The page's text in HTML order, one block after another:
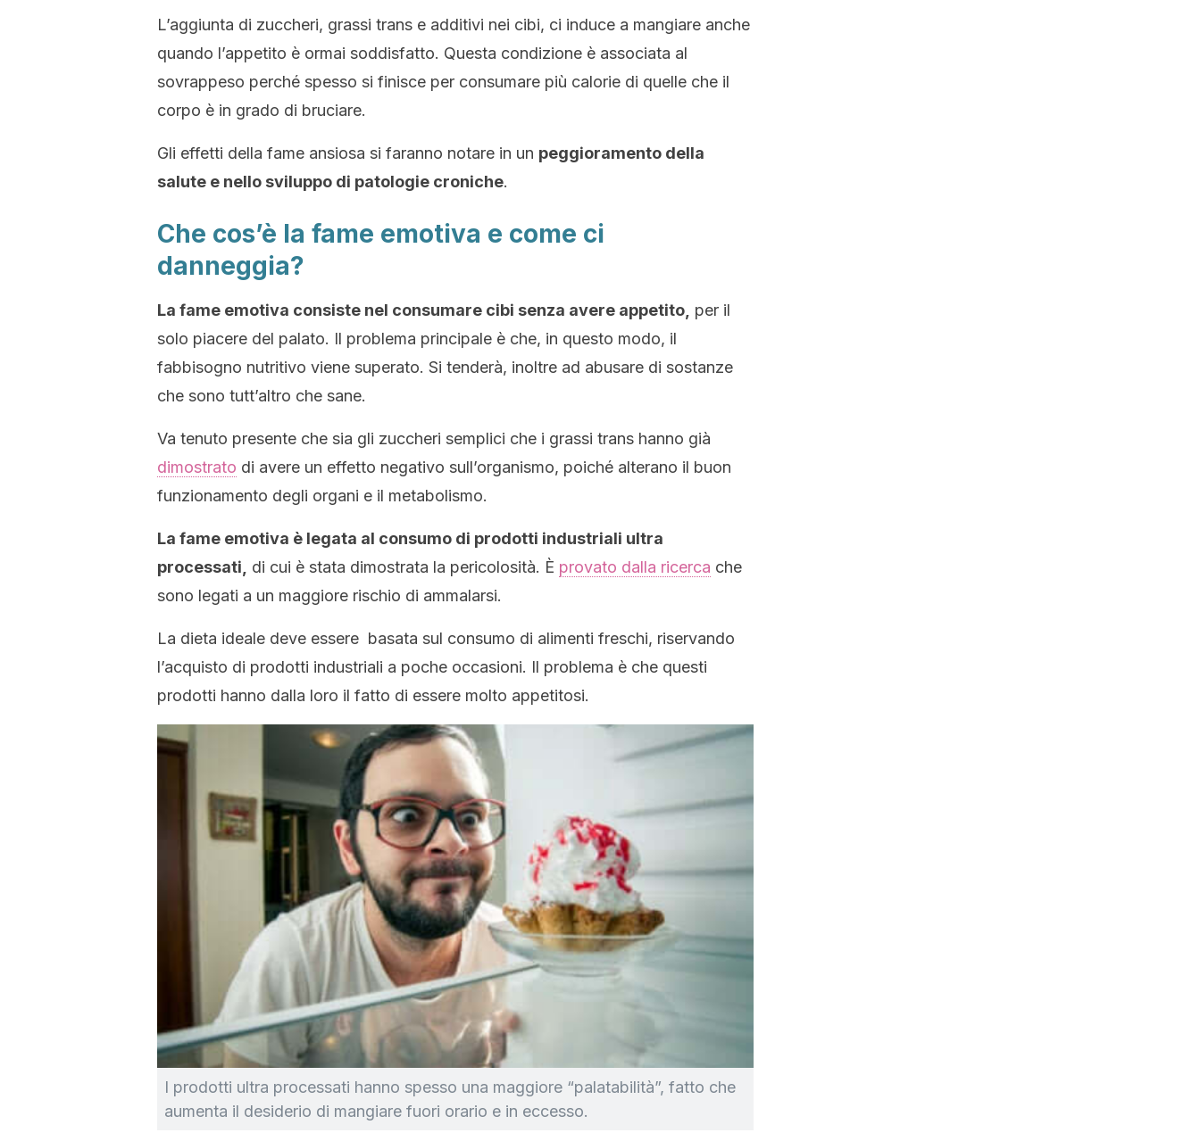
L’aggiunta di zuccheri, grassi trans e additivi nei cibi, ci induce a mangiare anche
quando l’appetito è ormai soddisfatto. Questa condizione è associata al
sovrappeso perché spesso si finisce per consumare più calorie di quelle che il
corpo è in grado di bruciare.
Gli effetti della fame ansiosa si faranno notare in un peggioramento della
salute e nello sviluppo di patologie croniche.
Che cos’è la fame emotiva e come ci
danneggia?
La fame emotiva consiste nel consumare cibi senza avere appetito, per il
solo piacere del palato. Il problema principale è che, in questo modo, il
fabbisogno nutritivo viene superato. Si tenderà, inoltre ad abusare di sostanze
che sono tutt’altro che sane.
Va tenuto presente che sia gli zuccheri semplici che i grassi trans hanno già
dimostrato di avere un effetto negativo sull’organismo, poiché alterano il buon
funzionamento degli organi e il metabolismo.
La fame emotiva è legata al consumo di prodotti industriali ultra
processati,
di cui è stata dimostrata la pericolosità. È provato dalla ricerca che
sono legati a un maggiore rischio di ammalarsi.
La dieta ideale deve essere basata sul consumo di alimenti freschi, riservando
l’acquisto di prodotti industriali a poche occasioni. Il problema è che questi
prodotti hanno dalla loro il fatto di essere molto appetitosi.
I prodotti ultra processati hanno spesso una maggiore “palatabilità”, fatto che
aumenta il desiderio di mangiare fuori orario e in eccesso.